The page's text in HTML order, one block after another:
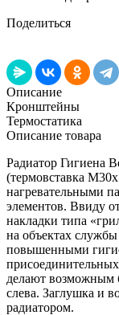
Поделиться
Описание
Кронштейны
Термостатика
Описание товара
Радиатор Гигиена
(термовставка
нагревательными
элементов. Ввиду
накладки типа
на объектах
повышенными
делают возможным
слева. Заглушка и
радиатором.